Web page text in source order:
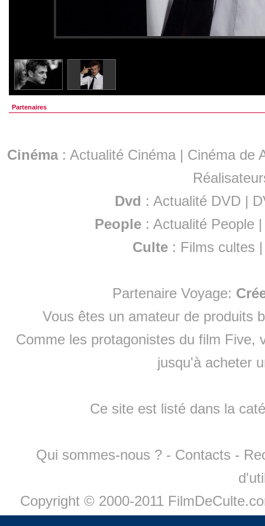
Partenaires
Cinéma: Actualité Cinéma | Cinéma de
Dvd : Actualité DVD |
People :Actualité People
Culte : Films cultes
Partenaire Voyage:
Vous êtes un amateur de produits
Comme les protagonistes du film Five,
jusqu'à acheter
Ce site est listé dans la
Qui sommes-nous ? - Contacts -
Copyright © 2000-2011